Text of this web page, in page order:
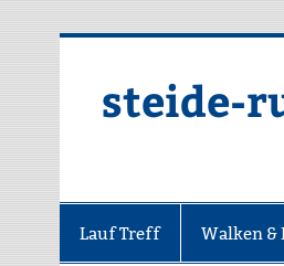
steide-
Lauf Treff Walken